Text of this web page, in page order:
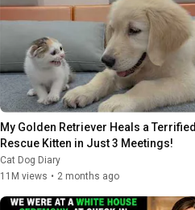
My Golden Retriever Heals a Terrified
Rescue Kitten in Just 3 Meetings!
Cat Dog Diary
11M views • 2 months ago